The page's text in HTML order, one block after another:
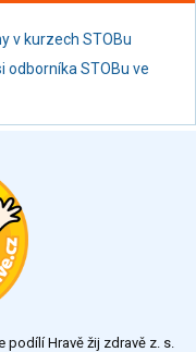
v kurzech STOBu
odborníka STOBu ve
Hravě žij zdravě z. s.